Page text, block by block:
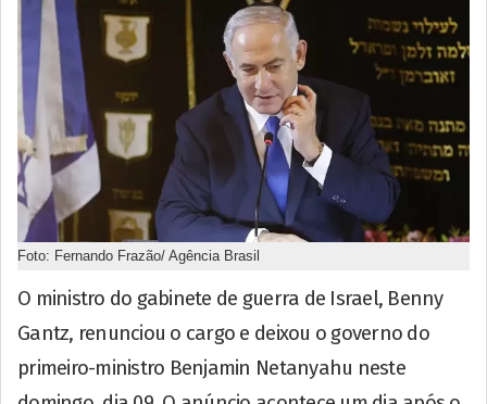
Foto: Fernando Frazão/ Agência Brasil
O ministro do gabinete de guerra de Israel, Benny
Gantz, renunciou o cargo e deixou o governo do
primeiro-ministro Benjamin Netanyahu neste